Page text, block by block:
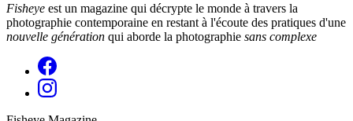
Fisheye est un magazine qui décrypte le monde à travers la
photographie contemporaine en restant à l'écoute des pratiques d'une
nouvelle génération qui aborde la photographie sans complexe